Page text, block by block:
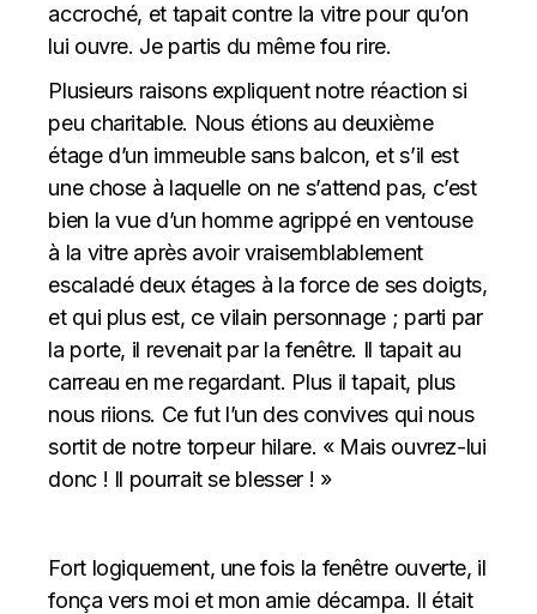
accroché, et tapait contre la vitre pour qu’on
lui ouvre. Je partis du même fou rire.
Plusieurs raisons expliquent notre réaction si
peu charitable. Nous étions au deuxième
étage d’un immeuble sans balcon, et s’il est
une chose à laquelle on ne s’attend pas, c’est
bien la vue d’un homme agrippé en ventouse
à la vitre après avoir vraisemblablement
escaladé deux étages à la force de ses doigts,
et qui plus est, ce vilain personnage ; parti par
la porte, il revenait par la fenêtre. Il tapait au
carreau en me regardant. Plus il tapait, plus
nous riions. Ce fut l’un des convives qui nous
sortit de notre torpeur hilare. « Mais ouvrez-lui
donc ! Il pourrait se blesser ! »
Fort logiquement, une fois la fenêtre ouverte, il
fonça vers moi et mon amie décampa. Il était